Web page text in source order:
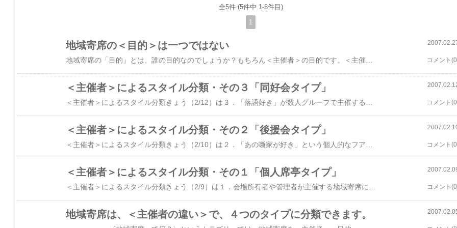
全5件 (5件中 1-5件目)
1
地域寄席の＜目的＞は一つではない
コメント
＜主催者＞によるスタイル分類・その３「同好会タイプ」
コメント
＜主催者＞によるスタイル分類・その２「後援会タイプ」
コメント
＜主催者＞によるスタイル分類・その１「個人席亭タイプ」
コメント
地域寄席は、＜主催者の違い＞で、４つのタイプに分類できます。